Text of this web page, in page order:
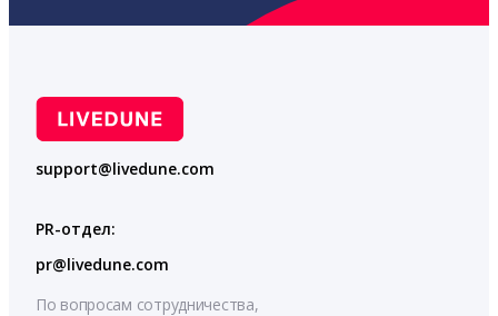
support@livedune.com
PR-отдел:
pr@livedune.com
По вопросам сотрудничества,